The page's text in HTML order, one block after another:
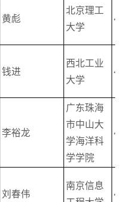
黄彪
北京理工
大学
4
钱进
西北工业
大学
4
李裕龙
广东珠海
市中山大
学海洋科
学学院
4
刘春伟
南京信息
4